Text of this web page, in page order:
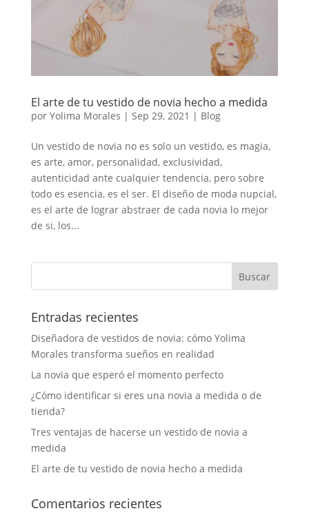
El arte de tu vestido de novia hecho a medida
por Yolima Morales | Sep 29, 2021 | Blog
Un vestido de novia no es solo un vestido, es magia,
es arte, amor, personalidad, exclusividad,
autenticidad ante cualquier tendencia, pero sobre
todo es esencia, es el ser. El diseño de moda nupcial,
es el arte de lograr abstraer de cada novia lo mejor
de si, los...
Entradas recientes
Diseñadora de vestidos de novia: cómo Yolima
Morales transforma sueños en realidad
La novia que esperó el momento perfecto
¿Cómo identificar si eres una novia a medida o de
tienda?
Tres ventajas de hacerse un vestido de novia a
medida
El arte de tu vestido de novia hecho a medida
Comentarios recientes